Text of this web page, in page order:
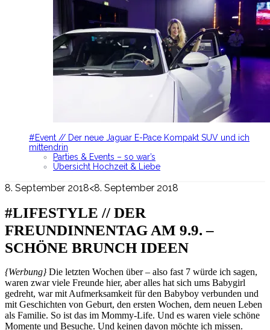
#Event // Der neue Jaguar E-Pace Kompakt SUV und ich
mittendrin
Parties & Events – so war’s
Übersicht Hochzeit & Liebe
8. September 2018<8. September 2018
#LIFESTYLE // DER
FREUNDINNENTAG AM 9.9. –
SCHÖNE BRUNCH IDEEN
{Werbung}Die letzten Wochen über – also fast 7 würde ich sagen,
waren zwar viele Freunde hier, aber alles hat sich ums Babygirl
gedreht, war mit Aufmerksamkeit für den Babyboy verbunden und
mit Geschichten von Geburt, den ersten Wochen, dem neuen Leben
als Familie. So ist das im Mommy-Life. Und es waren viele schöne
Momente und Besuche. Und keinen davon möchte ich missen.